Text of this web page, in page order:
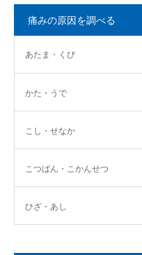
痛みの原因を調べる
あたま・くび
かた・うで
こし・せなか
こつばん・こかんせつ
ひざ・あし